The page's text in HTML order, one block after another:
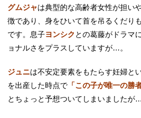
グムジャは典型的な高齢者女性が担い
徴であり、身をひいて首を吊るくだり
です。息子ヨンシク との葛藤がドラマ
ョナルさをプラスしていますが…。
ジュニは不安定要素をもたらす妊婦と
を出産した時点で 「この子が唯一の勝
とちょっと予想ついてしまいましたが…